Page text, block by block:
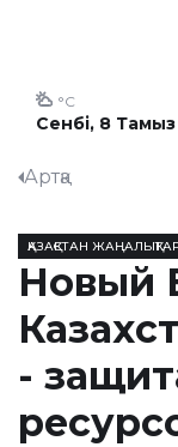
Сенбі, 8 Тамыз
°C
Артқа
ҚАЗАҚСТАН
Новый
-